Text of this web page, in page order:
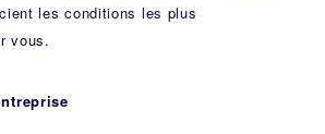
les conditions les plus
vous.